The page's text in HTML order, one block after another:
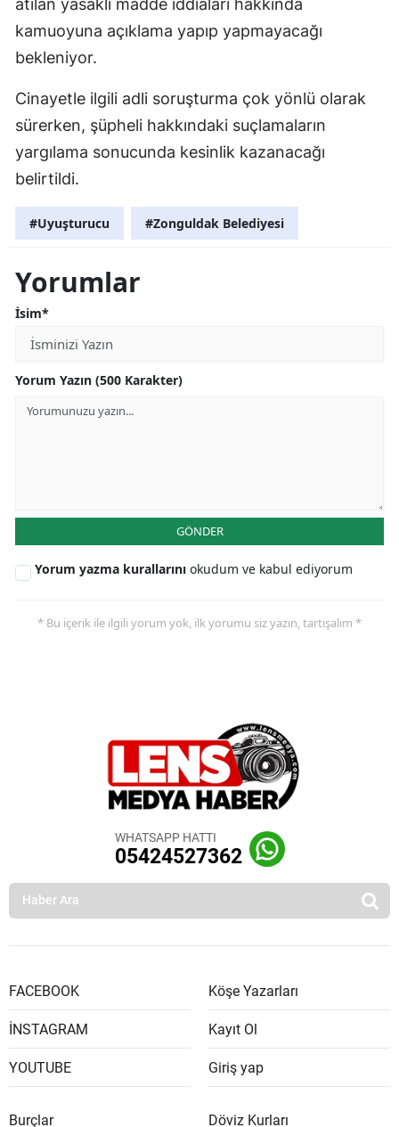
atılan yasaklı madde iddiaları hakkında
kamuoyuna açıklama yapıp yapmayacağı
bekleniyor.
Cinayetle ilgili adli soruşturma çok yönlü olarak
sürerken, şüpheli hakkındaki suçlamaların
yargılama sonucunda kesinlik kazanacağı
belirtildi.
#Uyuşturucu #Zonguldak Belediyesi
Yorumlar
İsim*
Yorum Yazın (500 Karakter)
GÖNDER
Yorum yazma kurallarını okudum ve kabul ediyorum
* Bu içerik ile ilgili yorum yok, ilk yorumu siz yazın, tartışalım *
WHATSAPP HATTI
05424527362
FACEBOOK
İNSTAGRAM
YOUTUBE
Köşe Yazarları
Kayıt Ol
Giriş yap
Burçlar Döviz Kurları